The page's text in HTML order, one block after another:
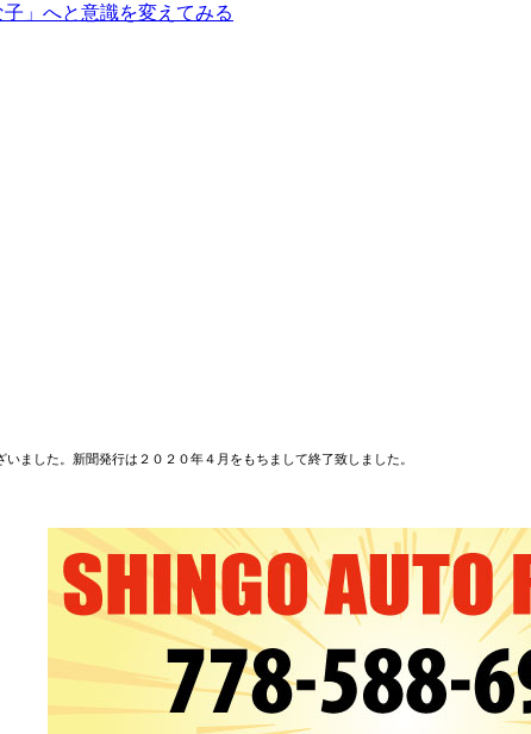
」へと意識を変えてみる
ました。新聞発行は２０２０年４月をもちまして終了致しました。